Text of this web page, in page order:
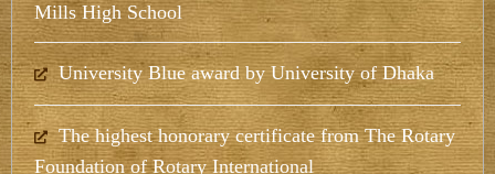
Mills High School
University Blue award by University of Dhaka
The highest honorary certificate from The Rotary
Foundation of Rotary International